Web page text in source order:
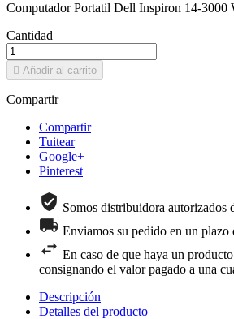
Computador Portatil Dell Inspiron 14-3000
Cantidad
 Añadir al carrito
Compartir
Compartir
Tuitear
Google+
Pinterest
Somos distribuidora autorizados
Enviamos su pedido en un
En caso de que haya un
consignando el valor pagado a una
Descripción
Detalles del producto